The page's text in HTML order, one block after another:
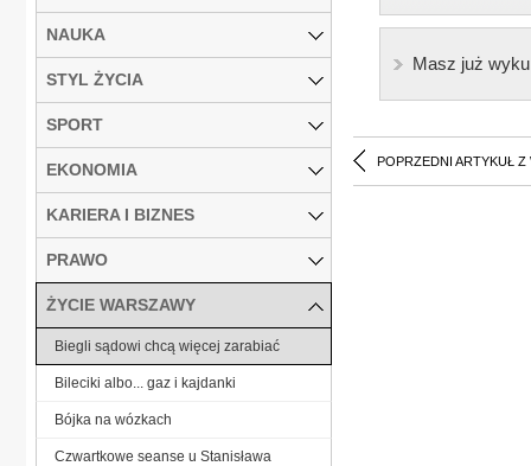
Masz już
POPRZEDNI ARTYKUŁ Z
NAUKA
STYL ŻYCIA
SPORT
EKONOMIA
KARIERA I BIZNES
PRAWO
ŻYCIE WARSZAWY
Biegli sądowi chcą więcej zarabiać
Bileciki albo... gaz i kajdanki
Bójka na wózkach
Czwartkowe seanse u Stanisława